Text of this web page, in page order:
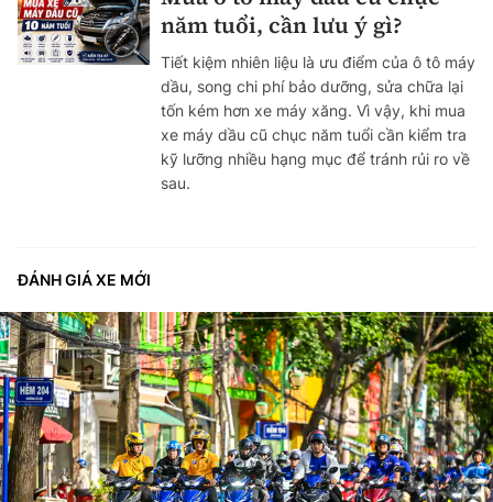
năm tuổi, cần lưu ý gì?
Tiết kiệm nhiên liệu là ưu điểm của ô tô máy
dầu, song chi phí bảo dưỡng, sửa chữa lại
tốn kém hơn xe máy xăng. Vì vậy, khi mua
xe máy dầu cũ chục năm tuổi cần kiểm tra
kỹ lưỡng nhiều hạng mục để tránh rủi ro về
sau.
ĐÁNH GIÁ XE MỚI